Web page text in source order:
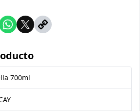
700ml